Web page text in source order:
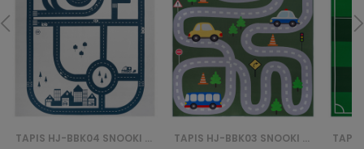
TAPIS HJ-BBK04 SNOOKI BBK - BEŻOWY TAPIS HJ-BBK03 SNOOKI BBK - ZIELONY